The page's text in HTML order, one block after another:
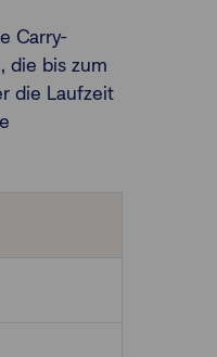
Carry-
die bis zum
die Laufzeit